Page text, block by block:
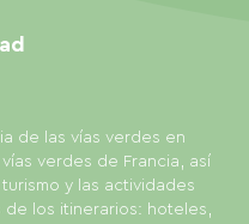
de las vías verdes en
verdes de Francia, así
y las actividades
de los itinerarios: hoteles,